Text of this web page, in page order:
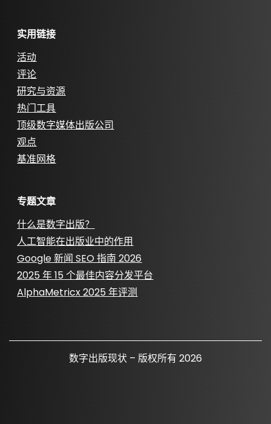
实用链接
活动
评论
研究与资源
热门工具
顶级数字媒体出版公司
观点
基准网格
专题文章
什么是数字出版？
人工智能在出版业中的作用
Google 新闻 SEO 指南 2026
2025 年 15 个最佳内容分发平台
AlphaMetricx 2025 年评测
数字出版现状 – 版权所有 2026